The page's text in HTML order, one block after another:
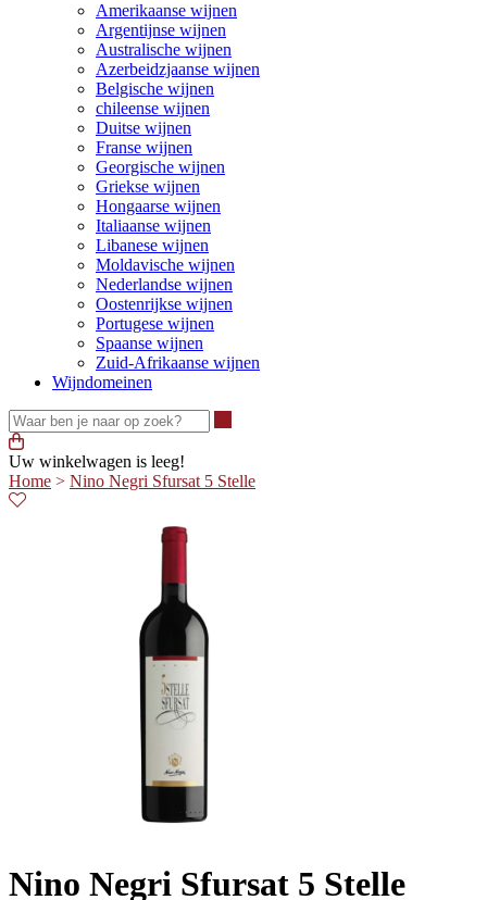
Amerikaanse wijnen
Argentijnse wijnen
Australische wijnen
Azerbeidzjaanse wijnen
Belgische wijnen
chileense wijnen
Duitse wijnen
Franse wijnen
Georgische wijnen
Griekse wijnen
Hongaarse wijnen
Italiaanse wijnen
Libanese wijnen
Moldavische wijnen
Nederlandse wijnen
Oostenrijkse wijnen
Portugese wijnen
Spaanse wijnen
Zuid-Afrikaanse wijnen
Wijndomeinen
Uw winkelwagen is leeg!
Home > Nino Negri Sfursat 5 Stelle
Nino Negri Sfursat 5 Stelle